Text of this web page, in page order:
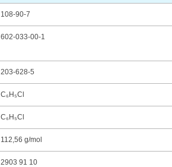
108-90-7
602-033-00-1
203-628-5
C₆H₅Cl
C₆H₅Cl
112,56 g/mol
2903 91 10